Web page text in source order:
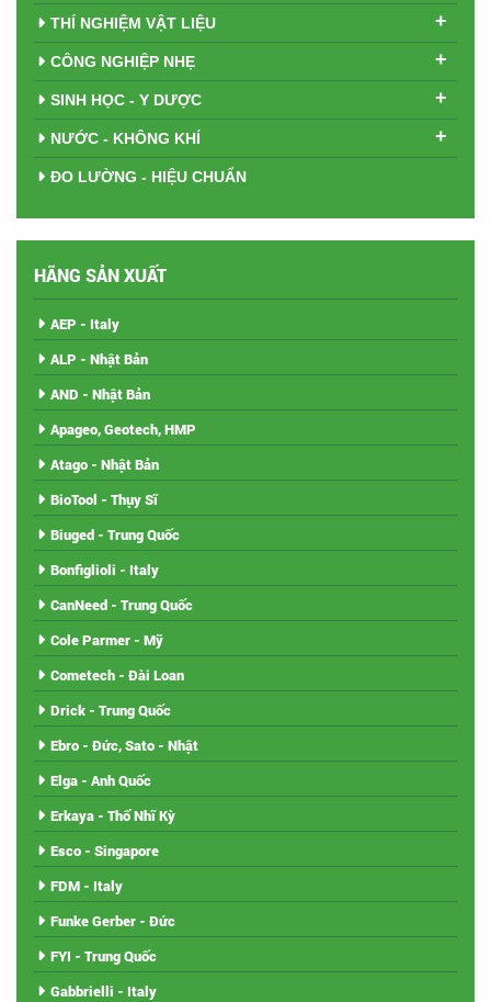
THÍ NGHIỆM VẬT LIỆU +
CÔNG NGHIỆP NHẸ +
SINH HỌC - Y DƯỢC +
NƯỚC - KHÔNG KHÍ +
ĐO LƯỜNG - HIỆU CHUẨN
HÃNG SẢN XUẤT
AEP - Italy
ALP - Nhật Bản
AND - Nhật Bản
Apageo, Geotech, HMP
Atago - Nhật Bản
BioTool - Thụy Sĩ
Biuged - Trung Quốc
Bonfiglioli - Italy
CanNeed - Trung Quốc
Cole Parmer - Mỹ
Cometech - Đài Loan
Drick - Trung Quốc
Ebro - Đức, Sato - Nhật
Elga - Anh Quốc
Erkaya - Thổ Nhĩ Kỳ
Esco - Singapore
FDM - Italy
Funke Gerber - Đức
FYI - Trung Quốc
Gabbrielli - Italy